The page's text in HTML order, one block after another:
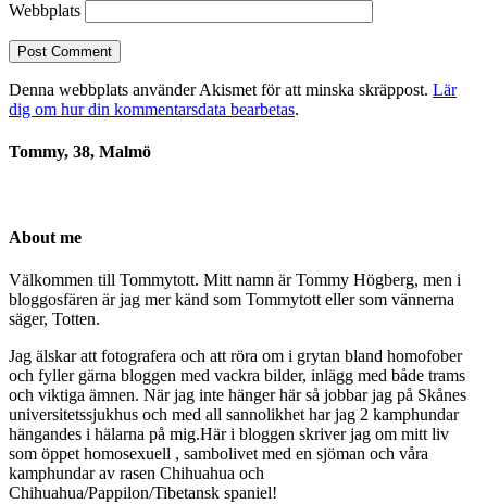
Webbplats
Denna webbplats använder Akismet för att minska skräppost. Lär
dig om hur din kommentarsdata bearbetas.
Tommy, 38, Malmö
About me
Välkommen till Tommytott. Mitt namn är Tommy Högberg, men i
bloggosfären är jag mer känd som Tommytott eller som vännerna
säger, Totten.
Jag älskar att fotografera och att röra om i grytan bland homofober
och fyller gärna bloggen med vackra bilder, inlägg med både trams
och viktiga ämnen. När jag inte hänger här så jobbar jag på Skånes
universitetssjukhus och med all sannolikhet har jag 2 kamphundar
hängandes i hälarna på mig.Här i bloggen skriver jag om mitt liv
som öppet homosexuell , sambolivet med en sjöman och våra
kamphundar av rasen Chihuahua och
Chihuahua/Pappilon/Tibetansk spaniel!